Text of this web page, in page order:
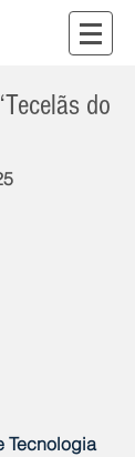
do
Tecnologia